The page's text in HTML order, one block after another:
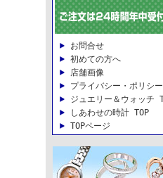
お問合せ
初めての方へ
店舗画像
プライバシー・ポリシー
ジュエリー＆ウォッチ
しあわせの時計 TOP
TOPページ